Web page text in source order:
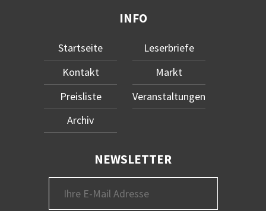
INFO
Startseite
Kontakt
Preisliste
Archiv
Leserbriefe
Markt
Veranstaltungen
NEWSLETTER